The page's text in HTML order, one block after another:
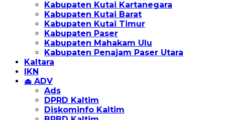
Kabupaten Kutai Kartanegara
Kabupaten Kutai Barat
Kabupaten Kutai Timur
Kabupaten Paser
Kabupaten Mahakam Ulu
Kabupaten Penajam Paser Utara
Kaltara
IKN
⏏ ADV
Ads
DPRD Kaltim
Diskominfo Kaltim